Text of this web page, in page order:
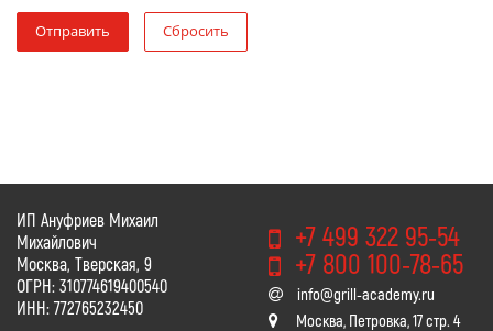
Отправить Сбросить
ИП Ануфриев Михаил
Михайлович
Москва, Тверская, 9
ОГРН: 310774619400540
ИНН: 772765232450
+7 499 322 95-54
+7 800 100-78-65
info@grill-academy.ru
Москва, Петровка, 17 стр. 4